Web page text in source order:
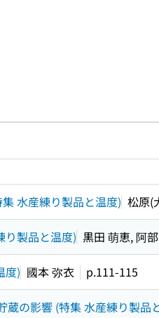
ージへのリンク
次内を検索
水産練り製品と温度) 松原(
り製品と温度) 黒田 萌恵, 阿
度) 國本 弥衣 p.111-115
の影響 (特集 水産練り製品